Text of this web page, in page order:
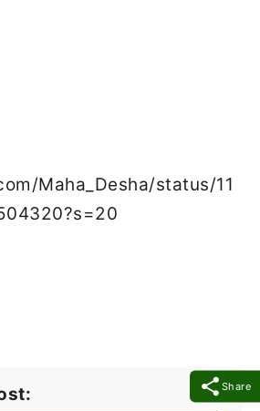
Share
Maha_Desha/status/11